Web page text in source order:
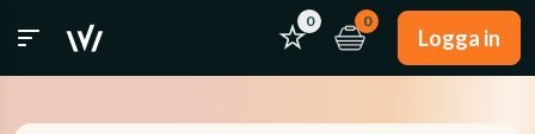
0 0
Logga in